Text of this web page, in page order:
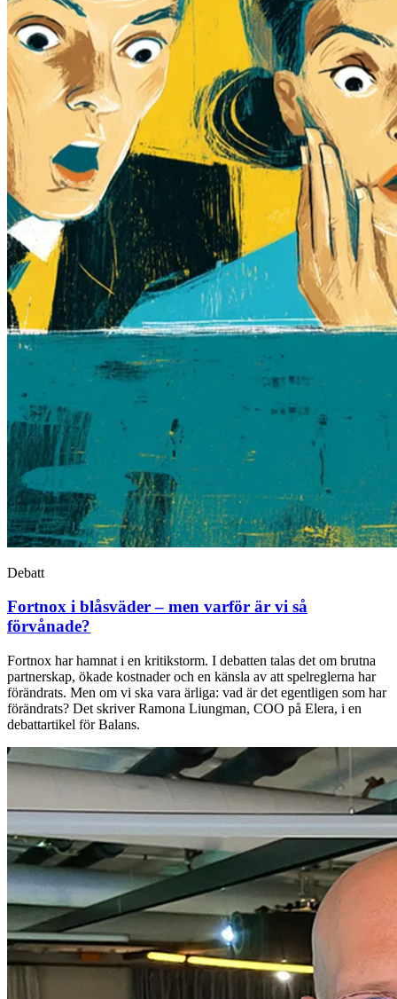
Debatt
Fortnox i blåsväder – men varför är vi så
förvånade?
Fortnox har hamnat i en kritikstorm. I debatten talas det om brutna
partnerskap, ökade kostnader och en känsla av att spelreglerna har
förändrats. Men om vi ska vara ärliga: vad är det egentligen som har
förändrats? Det skriver Ramona Liungman, COO på Elera, i en
debattartikel för Balans.